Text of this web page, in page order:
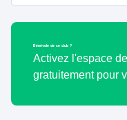
Bénévole de ce club ?
Activez l'espace
gratuitement pour